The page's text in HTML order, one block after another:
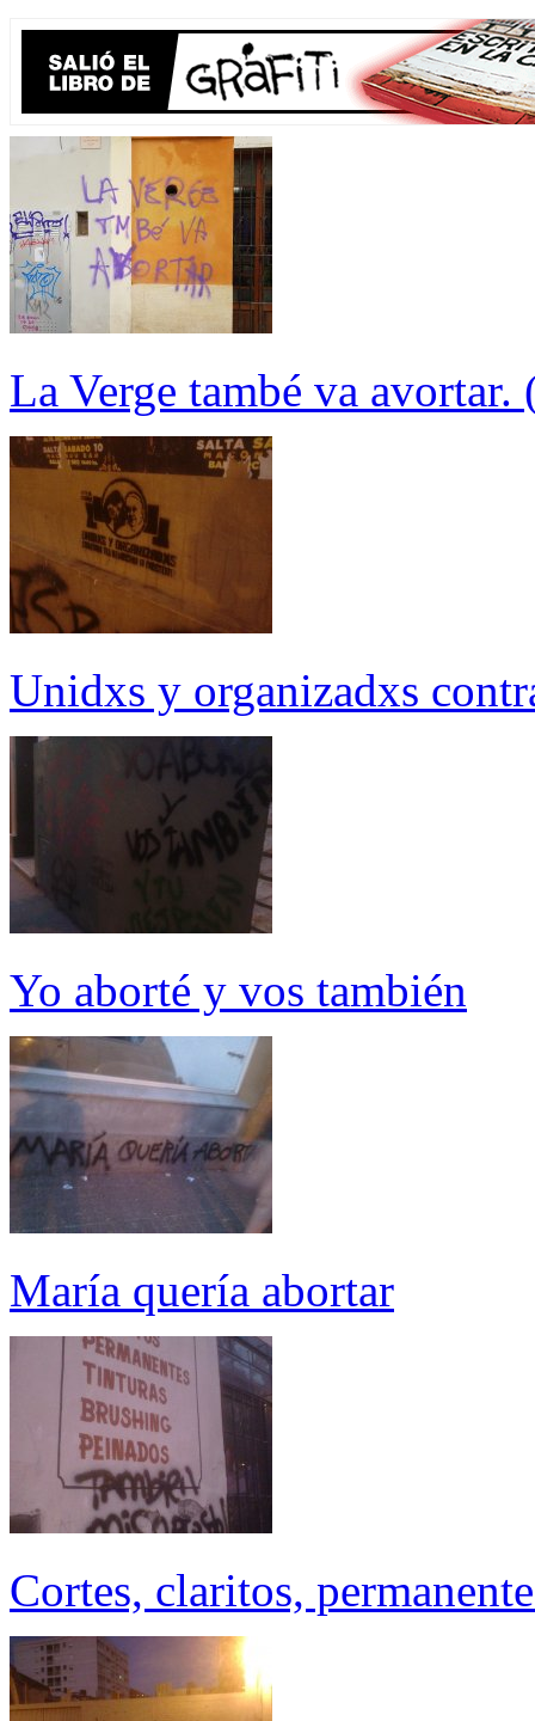
La Verge també va
Unidxs y organizadxs
Yo aborté y vos también
María quería abortar
Cortes, claritos,